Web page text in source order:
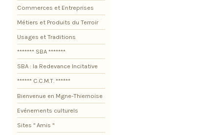
Commerces et Entreprises
Métiers et Produits du Terroir
Usages et Traditions
******* SBA *******
SBA : la Redevance Incitative
****** C.C.M.T. ******
Bienvenue en Mgne-Thiernoise
Evénements culturels
Sites " Amis "